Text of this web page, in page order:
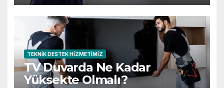
TEKNIK DESTEK HIZMETIMIZ
TV Duvarda Ne Kadar
Yüksekte Olmalı?